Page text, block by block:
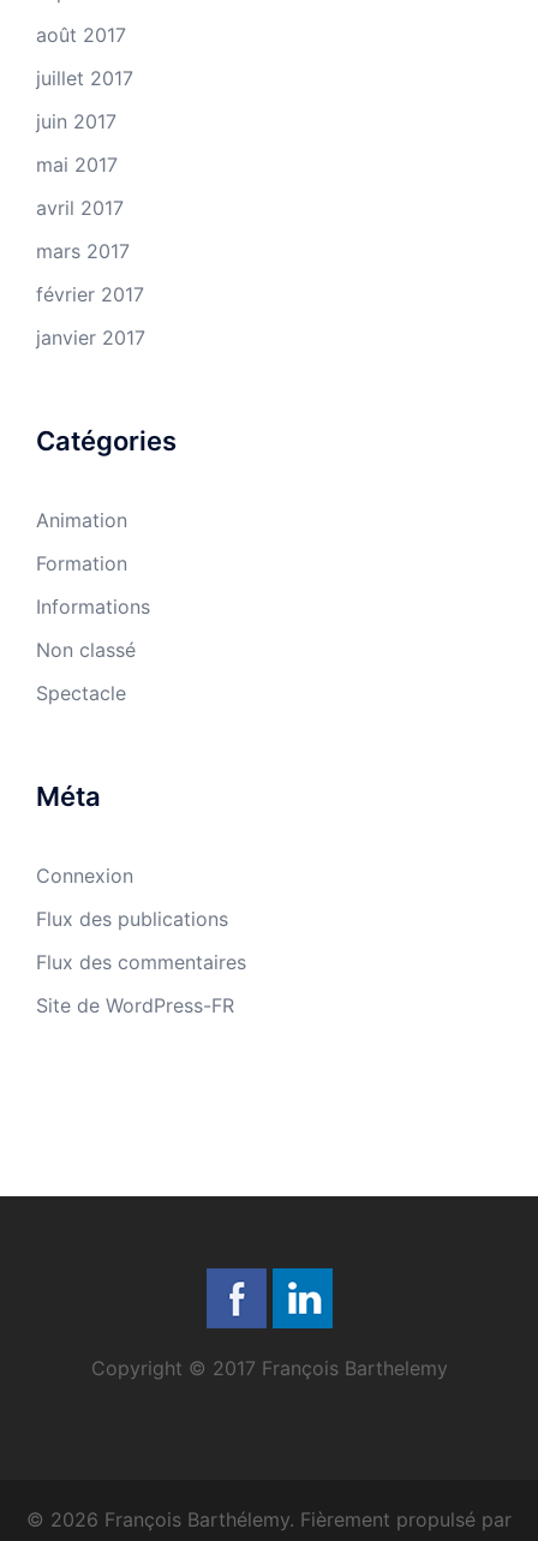
août 2017
juillet 2017
juin 2017
mai 2017
avril 2017
mars 2017
février 2017
janvier 2017
Catégories
Animation
Formation
Informations
Non classé
Spectacle
Méta
Connexion
Flux des publications
Flux des commentaires
Site de WordPress-FR
Copyright © 2017 François Barthelemy
© 2026 François Barthélemy. Fièrement propulsé par